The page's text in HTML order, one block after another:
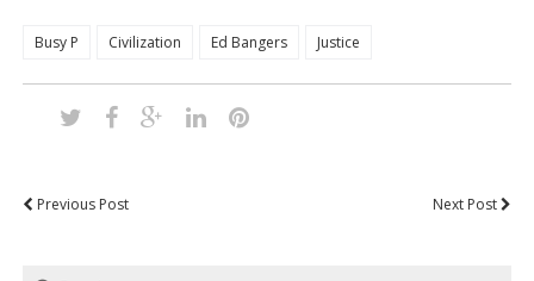
Busy P Civilization Ed Bangers Justice
Previous Post Next Post